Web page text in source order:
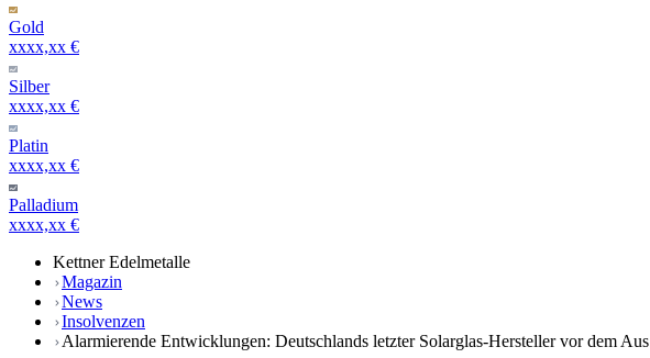
Gold
xxxx,xx €
Silber
xxxx,xx €
Platin
xxxx,xx €
Palladium
xxxx,xx €
Kettner Edelmetalle
Magazin
News
Insolvenzen
Alarmierende Entwicklungen: Deutschlands letzter Solarglas-Hersteller vor dem Aus